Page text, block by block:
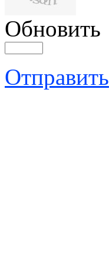
Обновить
Отправить